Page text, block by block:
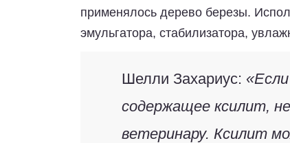
применялось дерево березы.
эмульгатора, стабилизатора,
Шелли Захариус:
содержащее ксилит,
ветеринару. Ксилит